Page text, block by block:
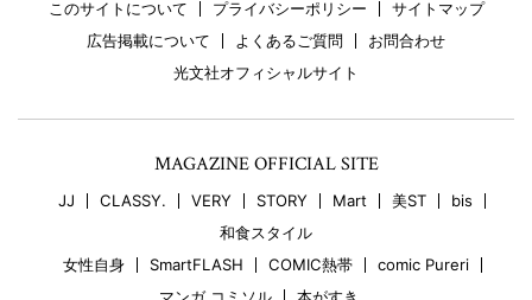
このサイトについて
プライバシーポリシー
サイトマップ
広告掲載について
よくあるご質問
お問合わせ
光文社オフィシャルサイト
MAGAZINE OFFICIAL SITE
JJ CLASSY. VERY STORY Mart 美ST
bis
和食スタイル
女性自身
SmartFLASH COMIC熱帯
comic Pureri